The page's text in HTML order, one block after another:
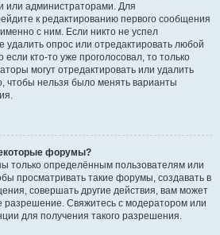
или администраторами. Для
к редактированию первого сообщения
с ним. Если никто не успел
удалить опрос или отредактировать любой
кто-то уже проголосовал, то только
могут отредактировать или удалить
чтобы нельзя было менять варианты
форумы?
только определённым пользователям или
просматривать такие форумы, создавать в
совершать другие действия, вам может
разрешение. Свяжитесь с модератором или
для получения такого разрешения.